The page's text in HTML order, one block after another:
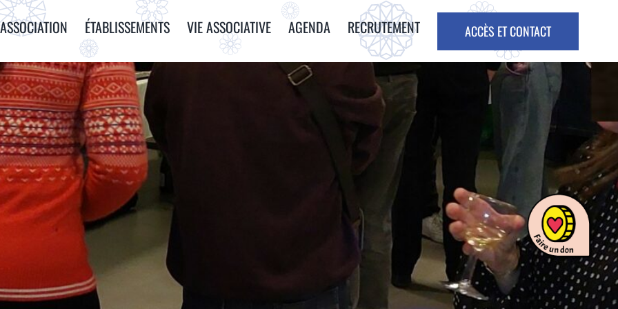
ASSOCIATION ÉTABLISSEMENTS VIE ASSOCIATIVE AGENDA RECRUTEMENT ACCÈS ET CONTACT